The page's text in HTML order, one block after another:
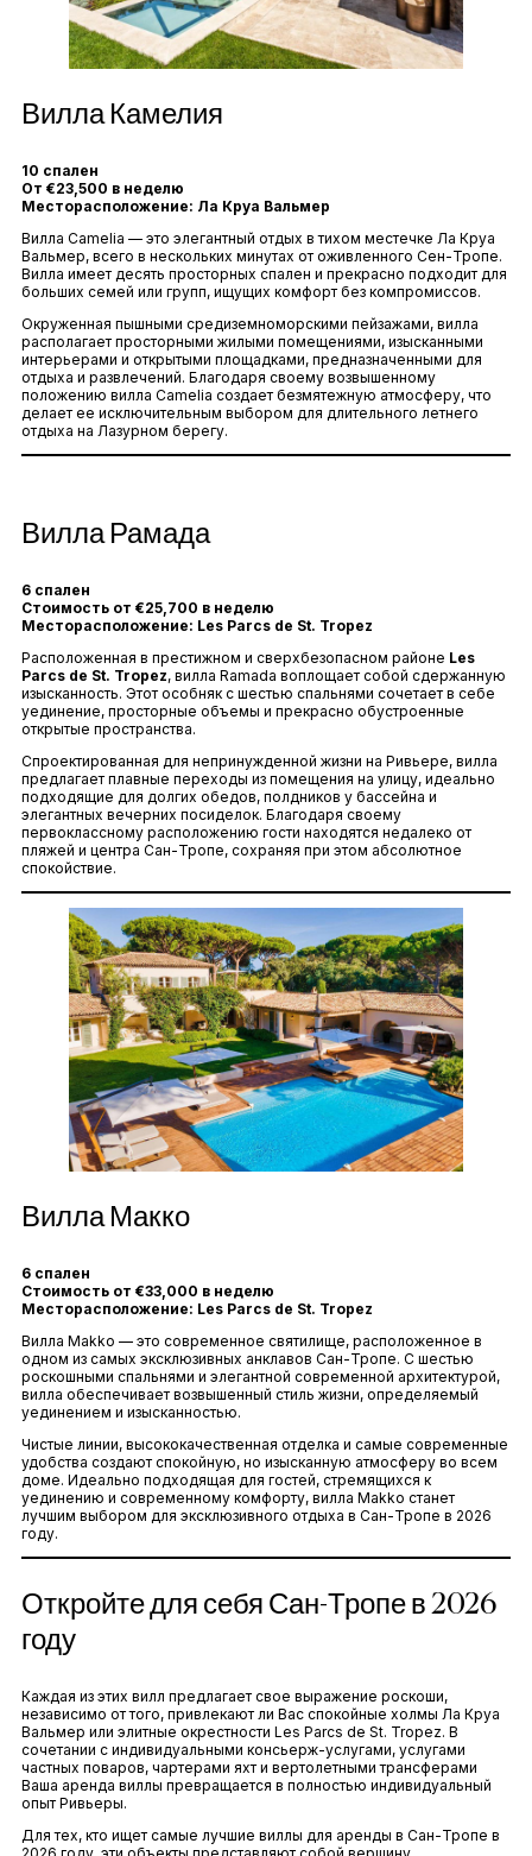
Вилла Камелия
10 спален
От €23,500 в неделю
Месторасположение: Ла Круа Вальмер
Вилла Camelia — это элегантный отдых в тихом местечке Ла Круа
Вальмер, всего в нескольких минутах от оживленного Сен-Тропе.
Вилла имеет десять просторных спален и прекрасно подходит для
больших семей или групп, ищущих комфорт без компромиссов.
Окруженная пышными средиземноморскими пейзажами, вилла
располагает просторными жилыми помещениями, изысканными
интерьерами и открытыми площадками, предназначенными для
отдыха и развлечений. Благодаря своему возвышенному
положению вилла Camelia создает безмятежную атмосферу, что
делает ее исключительным выбором для длительного летнего
отдыха на Лазурном берегу.
Вилла Рамада
6 спален
Стоимость от €25,700 в неделю
Месторасположение: Les Parcs de St. Tropez
Расположенная в престижном и сверхбезопасном районе Les
Parcs de St. Tropez, вилла Ramada воплощает собой сдержанную
изысканность. Этот особняк с шестью спальнями сочетает в себе
уединение, просторные объемы и прекрасно обустроенные
открытые пространства.
Спроектированная для непринужденной жизни на Ривьере, вилла
предлагает плавные переходы из помещения на улицу, идеально
подходящие для долгих обедов, полдников у бассейна и
элегантных вечерних посиделок. Благодаря своему
первоклассному расположению гости находятся недалеко от
пляжей и центра Сан-Тропе, сохраняя при этом абсолютное
спокойствие.
Вилла Макко
6 спален
Стоимость от €33,000 в неделю
Месторасположение: Les Parcs de St. Tropez
Вилла Makko — это современное святилище, расположенное в
одном из самых эксклюзивных анклавов Сан-Тропе. С шестью
роскошными спальнями и элегантной современной архитектурой,
вилла обеспечивает возвышенный стиль жизни, определяемый
уединением и изысканностью.
Чистые линии, высококачественная отделка и самые современные
удобства создают спокойную, но изысканную атмосферу во всем
доме. Идеально подходящая для гостей, стремящихся к
уединению и современному комфорту, вилла Makko станет
лучшим выбором для эксклюзивного отдыха в Сан-Тропе в 2026
году.
Откройте для себя Сан-Тропе в 2026
году
Каждая из этих вилл предлагает свое выражение роскоши,
независимо от того, привлекают ли Вас спокойные холмы Ла Круа
Вальмер или элитные окрестности Les Parcs de St. Tropez. В
сочетании с индивидуальными консьерж-услугами, услугами
частных поваров, чартерами яхт и вертолетными трансферами
Ваша аренда виллы превращается в полностью индивидуальный
опыт Ривьеры.
Для тех, кто ищет самые лучшие виллы для аренды в Сан-Тропе в